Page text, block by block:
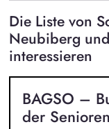
Die Liste von
Neubiberg
interessieren
BAGSO –
der